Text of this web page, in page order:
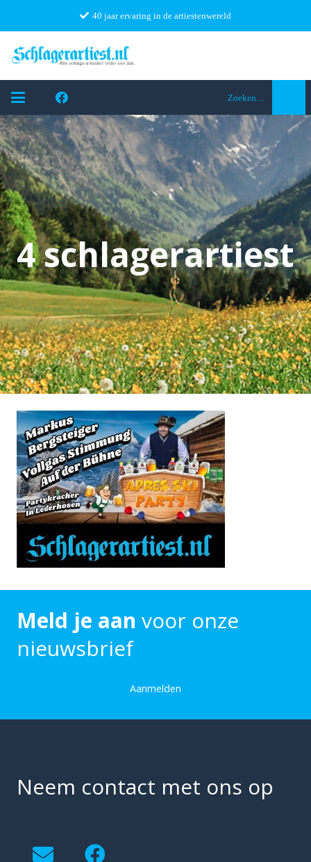
40 jaar ervaring in de artiestenwereld
Zoeken…
4 schlagerartiest
Meld je aan voor onze
nieuwsbrief
Aanmelden
Neem contact met ons op